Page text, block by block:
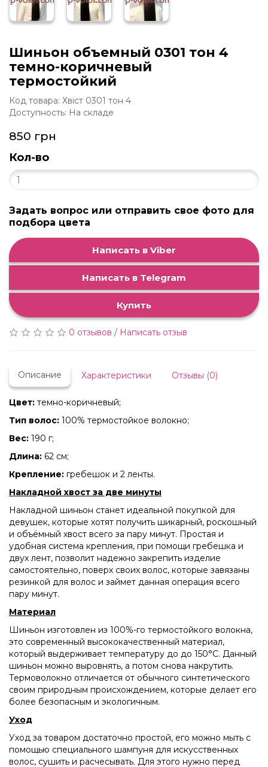
Шиньон объемный 0301 тон 4
темно-коричневый
термостойкий
Код товара: Хвіст 0301 тон 4
Доступность: На складе
850 грн
Кол-во
Задать вопрос или отправить свое фото для
подбора цвета
Написать в Viber
Написать в Telegram
Купить
0 отзывов / Написать отзыв
Описание Характеристики Отзывы (0)
Цвет: темно-коричневый;
Тип волос: 100% термостойкое волокно;
Вес: 190 г;
Длина: 62 см;
Крепление: гребешок и 2 ленты.
Накладной хвост за две минуты
Накладной шиньон станет идеальной покупкой для
девушек, которые хотят получить шикарный, роскошный
и объёмный хвост всего за пару минут. Простая и
удобная система крепления, при помощи гребешка и
двух лент, позволит надежно закрепить изделие
самостоятельно, поверх своих волос, которые завязаны
резинкой для волос и займет данная операция всего
пару минут.
Материал
Шиньон изготовлен из 100%-го термостойкого волокна,
это современный высококачественный материал,
который выдерживает температуру до до 150°C. Данный
шиньон можно выровнять, а потом снова накрутить.
Термоволокно отличается от обычного синтетического
своим природным происхождением, которые делает его
более безопасным и экологичным.
Уход
Уход за товаром достаточно простой, его можно мыть с
помощью специального шампуня для искусственных
волос, сушить и расчесывать. Для этого нужно перед